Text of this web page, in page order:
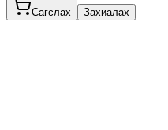
Сагслах Захиалах